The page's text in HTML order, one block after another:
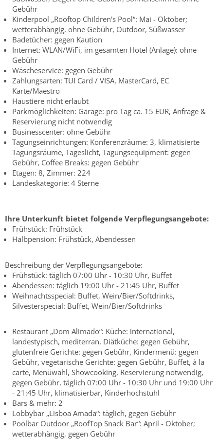
Gebühr
Kinderpool „Rooftop Children's Pool“: Mai - Oktober;
wetterabhängig, ohne Gebühr, Outdoor, Süßwasser
Badetücher: gegen Kaution
Internet: WLAN/WiFi, im gesamten Hotel (Anlage): ohne
Gebühr
Wäscheservice: gegen Gebühr
Zahlungsarten: TUI Card / VISA, MasterCard, EC
Karte/Maestro
Haustiere nicht erlaubt
Parkmöglichkeiten: Garage: pro Tag ca. 15 EUR, Anfrage &
Reservierung nicht notwendig
Businesscenter: ohne Gebühr
Tagungseinrichtungen: Konferenzräume: 3, klimatisierte
Tagungsräume, Tageslicht, Tagungsequipment: gegen
Gebühr, Coffee Breaks: gegen Gebühr
Etagen: 8, Zimmer: 224
Landeskategorie: 4 Sterne
Ihre Unterkunft bietet folgende Verpflegungsangebote:
Frühstück: Frühstück
Halbpension: Frühstück, Abendessen
Beschreibung der Verpflegungsangebote:
Frühstück: täglich 07:00 Uhr - 10:30 Uhr, Buffet
Abendessen: täglich 19:00 Uhr - 21:45 Uhr, Buffet
Weihnachtsspecial: Buffet, Wein/Bier/Softdrinks,
Silvesterspecial: Buffet, Wein/Bier/Softdrinks
Restaurant „Dom Alimado“: Küche: international,
landestypisch, mediterran, Diätküche: gegen Gebühr,
glutenfreie Gerichte: gegen Gebühr, Kindermenü: gegen
Gebühr, vegetarische Gerichte: gegen Gebühr, Buffet, à la
carte, Menüwahl, Showcooking, Reservierung notwendig,
gegen Gebühr, täglich 07:00 Uhr - 10:30 Uhr und 19:00 Uhr
- 21:45 Uhr, klimatisierbar, Kinderhochstuhl
Bars & mehr: 2
Lobbybar „Lisboa Amada“: täglich, gegen Gebühr
Poolbar Outdoor „RoofTop Snack Bar“: April - Oktober;
wetterabhängig, gegen Gebühr